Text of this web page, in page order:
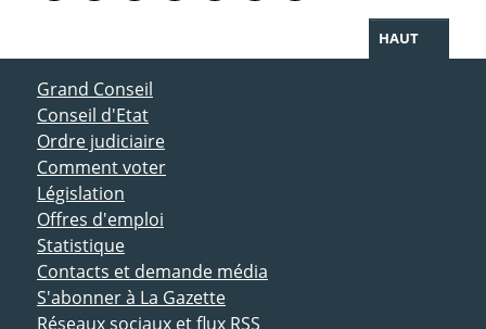
HAUT
ACCÈS DIRECT
Grand Conseil
Conseil d'Etat
Ordre judiciaire
Comment voter
Législation
Offres d'emploi
Statistique
Contacts et demande média
S'abonner à La Gazette
Réseaux sociaux et flux RSS